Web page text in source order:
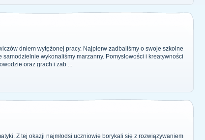
dniem wytężonej pracy. Najpierw zadbaliśmy o swoje szkolne
wykonaliśmy marzanny. Pomysłowości i kreatywności
oraz grach i zab ...
Z tej okazji najmłodsi uczniowie borykali się z rozwiązywaniem